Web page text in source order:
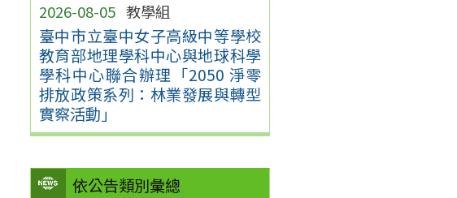
2026-08-05 教學組
臺中市立臺中女子高級中等學校
教育部地理學科中心與地球科學
學科中心聯合辦理「2050 淨零
排放政策系列：林業發展與轉型
實察活動」
依公告類別彙總